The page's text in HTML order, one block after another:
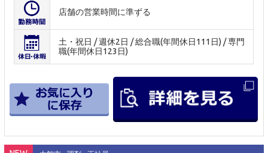
店舗の営業時間に準ずる
土・祝日 / 週休2日 / 総合職(年間休日111日) / 専門
職(年間休日123日)